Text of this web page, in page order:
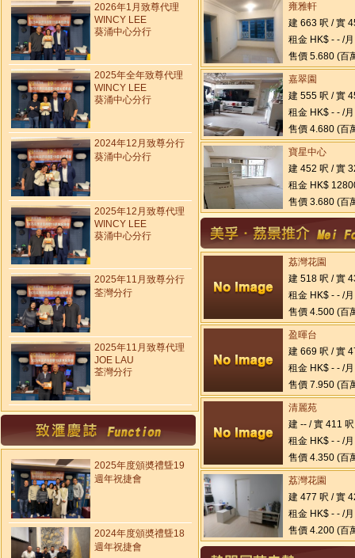
2026年1月致尊代理
WINCY LEE
葵涌中心分行
2025年全年致尊代理
WINCY LEE
葵涌中心分行
2024年12月致尊分行
葵涌中心分行
2025年12月致尊代理
WINCY LEE
葵涌中心分行
2025年11月致尊分行
荃灣分行
2025年11月致尊代理
JOE LAU
荃灣分行
2025年度頒奬禮曁19
週年祝捷會
2024年度頒奬禮曁18
週年祝捷會
雍雅軒
建 663 呎 / 實
租金 HK$ - - /月
售價 5.680 (百
嘉翠園
建 555 呎 / 實
租金 HK$ - - /月
售價 4.680 (百
寶星中心
建 452 呎 / 實
租金 HK$
售價 3.680 (百
荔灣花園
建 518 呎 / 實
租金 HK$ - - /月
售價 4.500 (百
盈暉台
建 669 呎 / 實
租金 HK$ - - /月
售價 7.950 (百
清麗苑
建 -- / 實 411 呎
租金 HK$ - - /月
售價 4.350 (百
荔灣花園
建 477 呎 / 實
租金 HK$ - - /月
售價 4.200 (百